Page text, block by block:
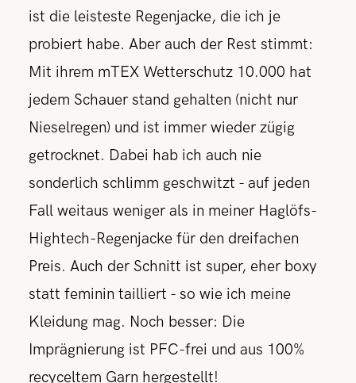
ist die leisteste Regenjacke, die ich je
probiert habe. Aber auch der Rest stimmt:
Mit ihrem mTEX Wetterschutz 10.000 hat
jedem Schauer stand gehalten (nicht nur
Nieselregen) und ist immer wieder zügig
getrocknet. Dabei hab ich auch nie
sonderlich schlimm geschwitzt - auf jeden
Fall weitaus weniger als in meiner Haglöfs-
Hightech-Regenjacke für den dreifachen
Preis. Auch der Schnitt ist super, eher boxy
statt feminin tailliert - so wie ich meine
Kleidung mag. Noch besser: Die
Imprägnierung ist PFC-frei und aus 100%
recyceltem Garn hergestellt!